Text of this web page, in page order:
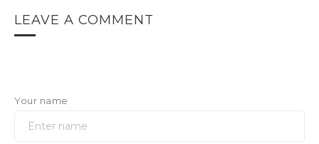
LEAVE A COMMENT
Your name